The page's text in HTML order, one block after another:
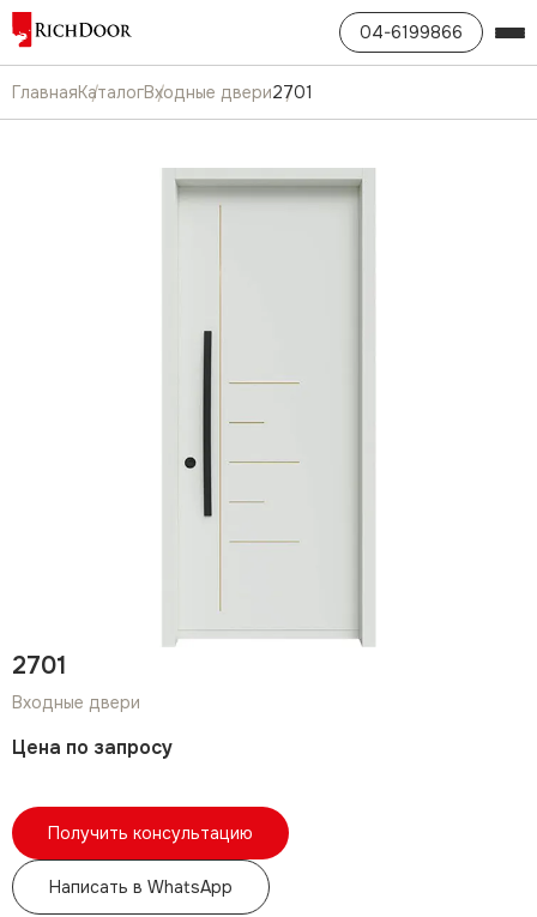
04-6199866
ГлавнаяКаталогВходные двери2701
2701
Входные двери
Цена по запросу
Получить консультацию
Написать в WhatsApp